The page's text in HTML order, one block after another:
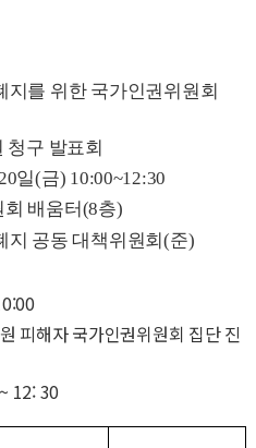
지를 위한 국가인권위원회
청구 발표회
일(금) 10:00~12:30
회 배움터(8층)
지 공동 대책위원회(준)
피해자 국가인권위원회 집단 진
12: 30